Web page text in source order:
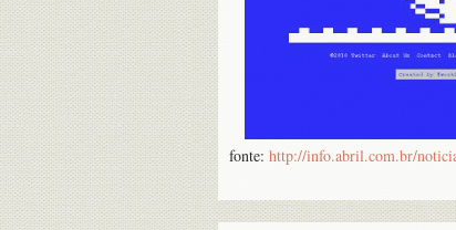
fonte: http://info.abril.com.br/